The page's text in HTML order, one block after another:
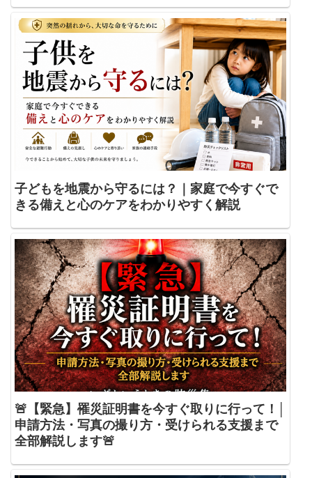
子どもを地震から守るには？｜家庭で今すぐで
きる備えと心のケアをわかりやすく解説
🚨【緊急】罹災証明書を今すぐ取りに行って！│
申請方法・写真の撮り方・受けられる支援まで
全部解説します🚨